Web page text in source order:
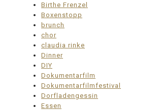
Birthe Frenzel
Boxenstopp
brunch
chor
claudia rinke
Dinner
DIY
Dokumentarfilm
Dokumentarfilmfestival
Dorfladengessin
Essen